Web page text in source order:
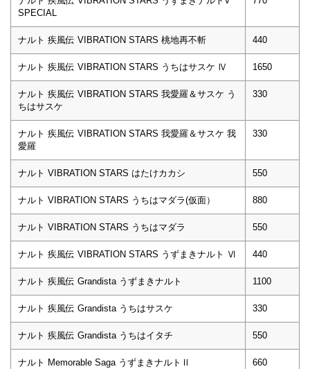
SPECIAL
ナルト 疾風伝 VIBRATION STARS 桃地再不斬 440
ナルト 疾風伝 VIBRATION STARS うちはサスケ Ⅳ 1650
ナルト 疾風伝 VIBRATION STARS 我愛羅＆サスケ う
ちはサスケ
330
ナルト 疾風伝 VIBRATION STARS 我愛羅＆サスケ 我
愛羅
330
ナルト VIBRATION STARS はたけカカシ 550
ナルト VIBRATION STARS うちはマダラ(仮面） 880
ナルト VIBRATION STARS うちはマダラ 550
ナルト 疾風伝 VIBRATION STARS うずまきナルト Ⅵ 440
ナルト 疾風伝 Grandista うずまきナルト 1100
ナルト 疾風伝 Grandista うちはサスケ 330
ナルト 疾風伝 Grandista うちはイタチ 550
ナルト Memorable Saga うずまきナルトⅡ 660